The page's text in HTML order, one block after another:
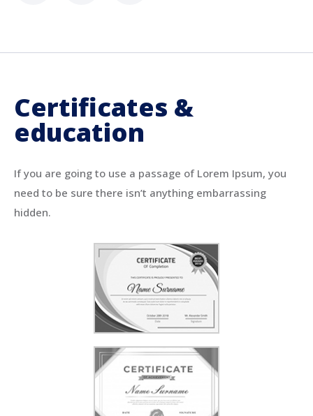
Certificates &
education
If you are going to use a passage of Lorem Ipsum, you
need to be sure there isn’t anything embarrassing
hidden.